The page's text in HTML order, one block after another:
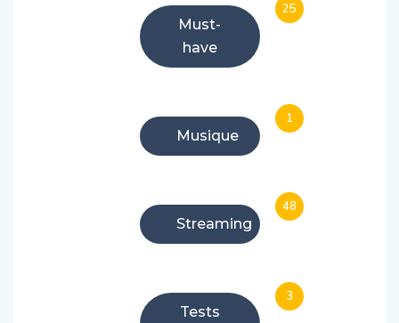
Must-
have
25
Musique
1
Streaming
48
Tests
3